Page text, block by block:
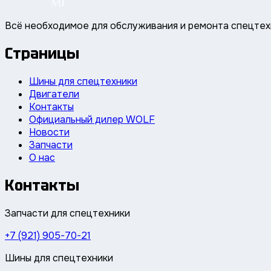
Всё необходимое для обслуживания и ремонта
Страницы
Шины для спецтехники
Двигатели
Контакты
Официальный дилер WOLF
Новости
Запчасти
О нас
Контакты
Запчасти для спецтехники
+7 (921) 905-70-21
Шины для спецтехники